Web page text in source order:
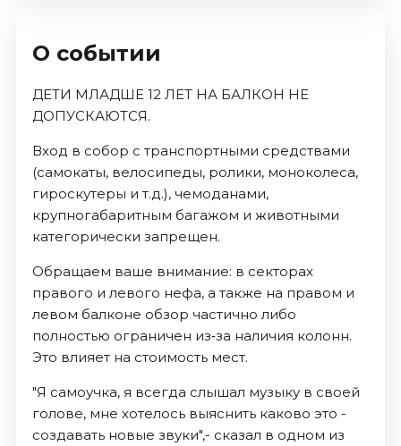
О событии
ДЕТИ МЛАДШЕ 12 ЛЕТ НА БАЛКОН НЕ
ДОПУСКАЮТСЯ.
Вход в собор с транспортными средствами
(самокаты, велосипеды, ролики, моноколеса,
гироскутеры и т.д.), чемоданами,
крупногабаритным багажом и животными
категорически запрещен.
Обращаем ваше внимание: в секторах
правого и левого нефа, а также на правом и
левом балконе обзор частично либо
полностью ограничен из‑за наличия колонн.
Это влияет на стоимость мест.
"Я самоучка, я всегда слышал музыку в своей
голове, мне хотелось выяснить каково это -
создавать новые звуки",- сказал в одном из